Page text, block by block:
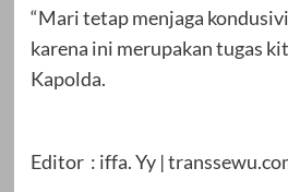
“Mari tetap menjaga
karena ini merupakan tugas
Kapolda.
Editor : iffa. Yy |